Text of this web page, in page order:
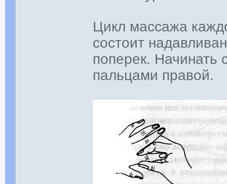
Цикл массажа
состоит
поперек. Начинать
пальцами правой.